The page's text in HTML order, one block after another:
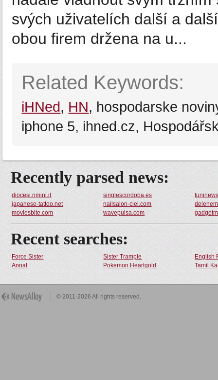
svých uživatelích další a
obou firem držena na u...
Related Keywords:
iHNed, HN, hospodarske
iphone 5, ihned.cz,
Recently parsed news:
diocesi.rimini.it singlescordoba.es
japanese-tattoo.net
nailsalon-ciel.com
moviesbite.com
wavepulsa.com
Recent searches:
Force Sister Sister Trample
English
Annal
Pokemon Heartgold Tamil
© 2011-2026 All rights reserved.